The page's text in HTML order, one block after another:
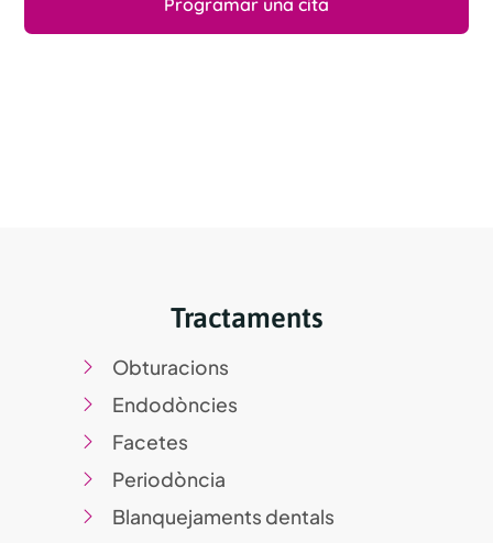
Tractaments
Obturacions
Endodòncies
Facetes
Periodòncia
Blanquejaments dentals